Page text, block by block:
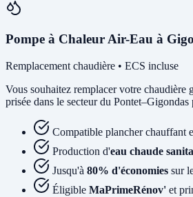
Pompe à Chaleur Air-Eau à
Remplacement chaudière • ECS incluse
Vous souhaitez remplacer votre chaudière
prisée dans le secteur du
Compatible plancher chauffant
Production d'eau chaude
Jusqu'à 80% d'économies sur
Éligible MaPrimeRénov' et